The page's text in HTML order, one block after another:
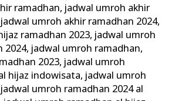
ramadhan, jadwal umroh akhir
jadwal umroh akhir ramadhan 2024,
ramadhan 2023, jadwal umroh
2024, jadwal umroh ramadhan,
2023, jadwal umroh
hijaz indowisata, jadwal umroh
jadwal umroh ramadhan 2024 al